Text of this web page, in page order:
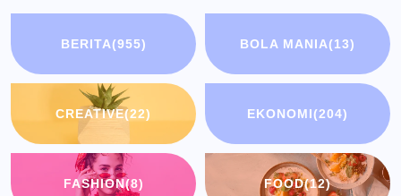
BERITA(955) BOLA MANIA(13)
CREATIVE(22) EKONOMI(204)
FASHION(8) FOOD(12)